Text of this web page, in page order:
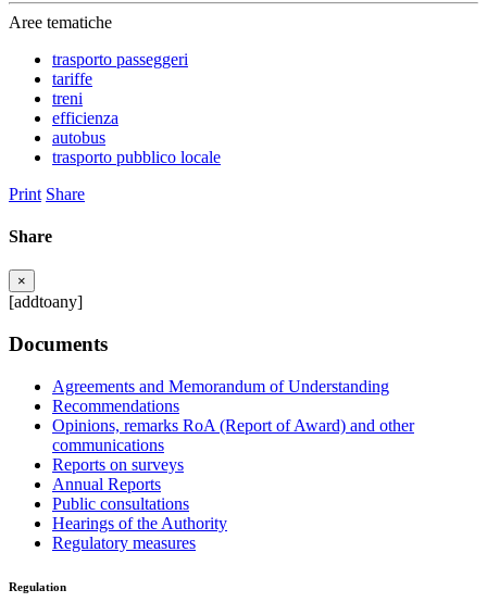
Aree tematiche
trasporto passeggeri
tariffe
treni
efficienza
autobus
trasporto pubblico locale
Print Share
Share
×
[addtoany]
Documents
Agreements and Memorandum of Understanding
Recommendations
Opinions, remarks RoA (Report of Award) and other
communications
Reports on surveys
Annual Reports
Public consultations
Hearings of the Authority
Regulatory measures
Regulation